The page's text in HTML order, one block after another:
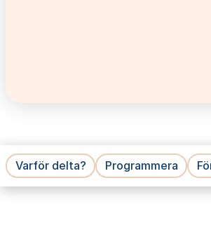
Varför delta? Programmera